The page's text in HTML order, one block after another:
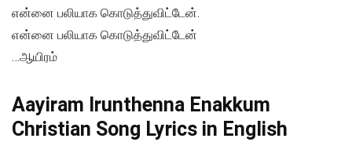
என்னை பலியாக கொடுத்துவிட்டேன்.
என்னை பலியாக கொடுத்துவிட்டேன்
…ஆயிரம்
Aayiram Irunthenna Enakkum
Christian Song Lyrics in English